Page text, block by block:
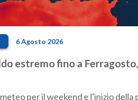
6 Agosto 2026
estremo fino a
per il weekend e l'inizio della